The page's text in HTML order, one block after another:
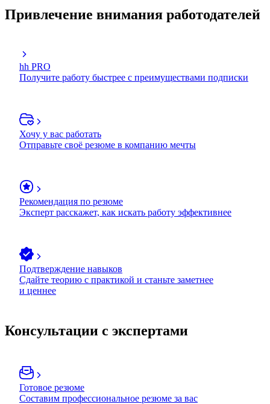
Привлечение внимания работодателей
hh PRO
Получите работу быстрее с преимуществами подписки
Хочу у вас работать
Отправьте своё резюме в компанию мечты
Рекомендация по резюме
Эксперт расскажет, как искать работу эффективнее
Подтверждение навыков
Сдайте теорию с практикой и станьте заметнее
и ценнее
Консультации с экспертами
Готовое резюме
Составим профессиональное резюме за вас